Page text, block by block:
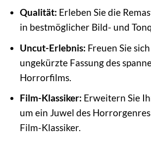
Qualität: Erleben Sie die
in bestmöglicher Bild- und
Uncut-Erlebnis: Freuen Sie
ungekürzte Fassung des
Horrorfilms.
Film-Klassiker: Erweitern Sie
um ein Juwel des
Film-Klassiker.